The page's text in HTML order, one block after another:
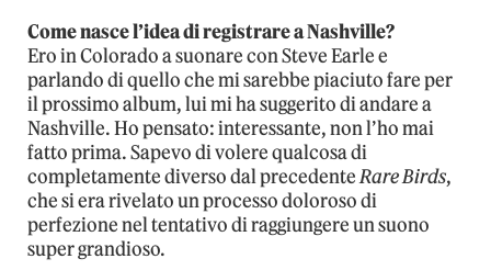
Come nasce l’idea di registrare a Nashville?
Ero in Colorado a suonare con Steve Earle e
parlando di quello che mi sarebbe piaciuto fare per
il prossimo album, lui mi ha suggerito di andare a
Nashville. Ho pensato: interessante, non l’ho mai
fatto prima. Sapevo di volere qualcosa di
completamente diverso dal precedenteRare Birds,
che si era rivelato un processo doloroso di
perfezione nel tentativo di raggiungere un suono
super grandioso.